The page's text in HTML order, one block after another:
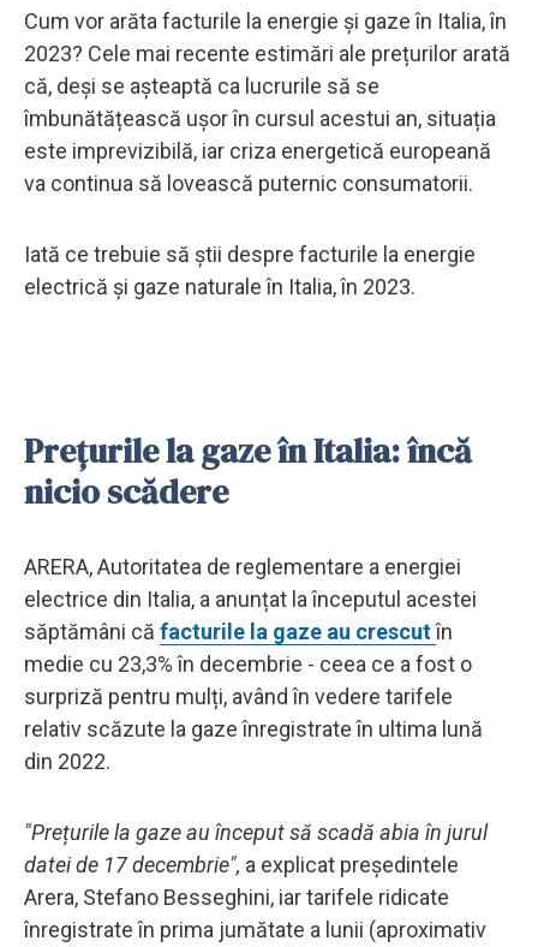
Cum vor arăta facturile la energie și gaze în Italia, în
2023? Cele mai recente estimări ale prețurilor arată
că, deși se așteaptă ca lucrurile să se
îmbunătățească ușor în cursul acestui an, situația
este imprevizibilă, iar criza energetică europeană
va continua să lovească puternic consumatorii.
Iată ce trebuie să știi despre facturile la energie
electrică și gaze naturale în Italia, în 2023.
Prețurile la gaze în Italia: încă
nicio scădere
ARERA, Autoritatea de reglementare a energiei
electrice din Italia, a anunțat la începutul acestei
săptămâni că facturile la gaze au crescutîn
medie cu 23,3% în decembrie - ceea ce a fost o
surpriză pentru mulți, având în vedere tarifele
relativ scăzute la gaze înregistrate în ultima lună
din 2022.
"Prețurile la gaze au început să scadă abia în jurul
datei de 17 decembrie", a explicat președintele
Arera, Stefano Besseghini, iar tarifele ridicate
înregistrate în prima jumătate a lunii (aproximativ